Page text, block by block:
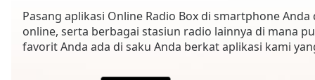
Duration
Loaded:
0.00%
Pasang aplikasi Online Radio Box di smartphone
online, serta berbagai stasiun radio lainnya di mana
favorit Anda ada di saku Anda berkat aplikasi kami